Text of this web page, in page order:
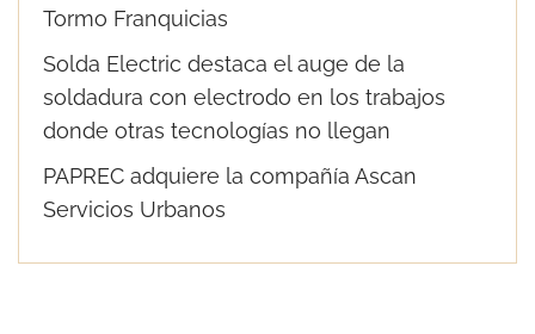
Tormo Franquicias
Solda Electric destaca el auge de la
soldadura con electrodo en los trabajos
donde otras tecnologías no llegan
PAPREC adquiere la compañía Ascan
Servicios Urbanos